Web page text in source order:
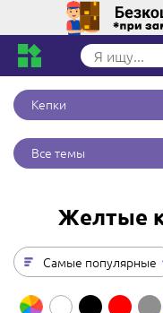
Кепки
Все темы
Желтые
Самые популярные